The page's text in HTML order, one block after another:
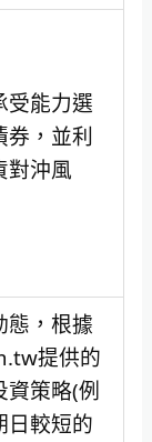
受能力選
，並利
對沖風
態，根據
提供的
策略(例
日較短的